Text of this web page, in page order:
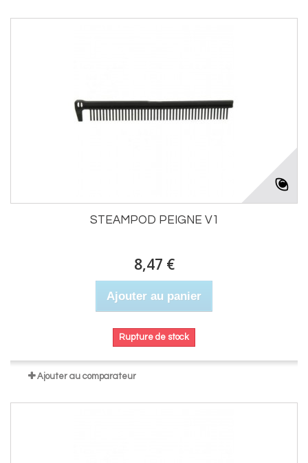
STEAMPOD PEIGNE V1
8,47 €
Ajouter au panier
Rupture de stock
Ajouter au comparateur